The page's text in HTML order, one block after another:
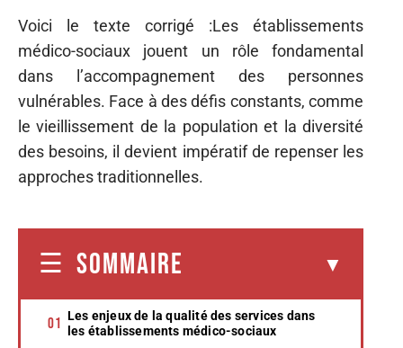
Voici le texte corrigé :Les établissements
médico-sociaux jouent un rôle fondamental
dans l’accompagnement des personnes
vulnérables. Face à des défis constants, comme
le vieillissement de la population et la diversité
des besoins, il devient impératif de repenser les
approches traditionnelles.
SOMMAIRE
Les enjeux de la qualité des services dans
les établissements médico-sociaux